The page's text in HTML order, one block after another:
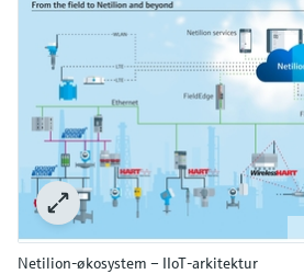
Netilion-økosystem – IIoT-arkitektur